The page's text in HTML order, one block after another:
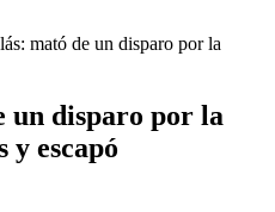
mató de un disparo por la
un disparo por la
y escapó